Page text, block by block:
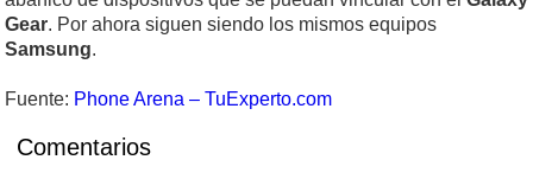
Gear. Por ahora siguen siendo los mismos equipos
Samsung.
Fuente: Phone Arena – TuExperto.com
Comentarios